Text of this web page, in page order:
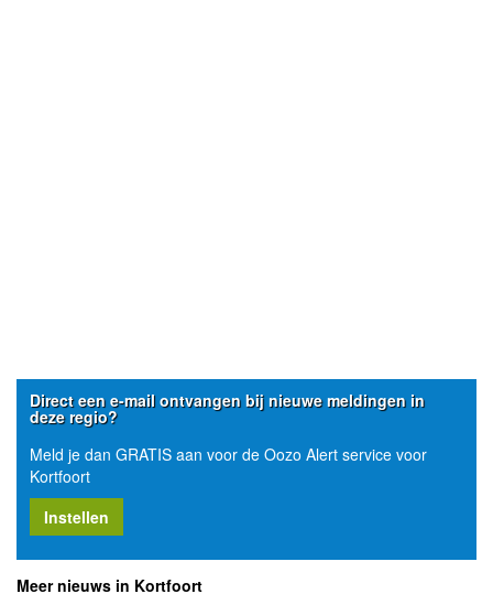
Direct een e-mail ontvangen bij nieuwe meldingen in
deze regio?
Meld je dan GRATIS aan voor de Oozo Alert service voor
Kortfoort
Instellen
Meer nieuws in Kortfoort